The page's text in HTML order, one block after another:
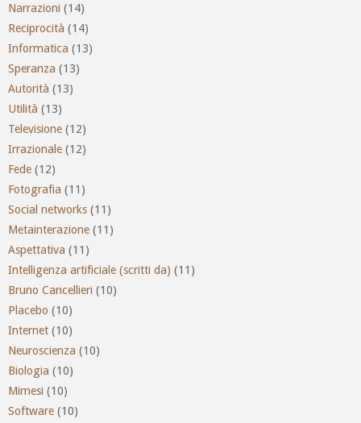
Narrazioni (14)
Reciprocità (14)
Informatica (13)
Speranza (13)
Autorità (13)
Utilità (13)
Televisione (12)
Irrazionale (12)
Fede (12)
Fotografia (11)
Social networks (11)
Metainterazione (11)
Aspettativa (11)
Intelligenza artificiale (scritti da) (11)
Bruno Cancellieri (10)
Placebo (10)
Internet (10)
Neuroscienza (10)
Biologia (10)
Mimesi (10)
Software (10)